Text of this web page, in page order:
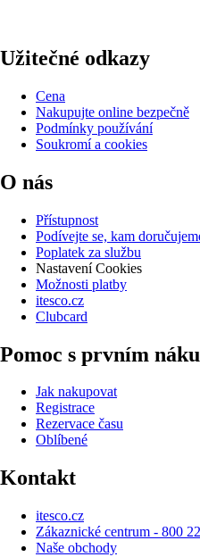
Užitečné odkazy
Cena
Nakupujte online bezpečně
Podmínky používání
Soukromí a cookies
O nás
Přístupnost
Podívejte se, kam
Poplatek za službu
Nastavení Cookies
Možnosti platby
itesco.cz
Clubcard
Pomoc s prvním
Jak nakupovat
Registrace
Rezervace času
Oblíbené
Kontakt
itesco.cz
Zákaznické centrum - 800
Naše obchody